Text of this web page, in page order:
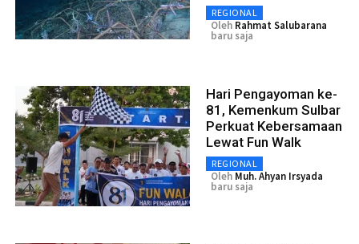
REGIONAL
Oleh Rahmat Salubarana
baru saja
Hari Pengayoman ke-
81, Kemenkum Sulbar
Perkuat Kebersamaan
Lewat Fun Walk
REGIONAL
Oleh Muh. Ahyan Irsyada
baru saja